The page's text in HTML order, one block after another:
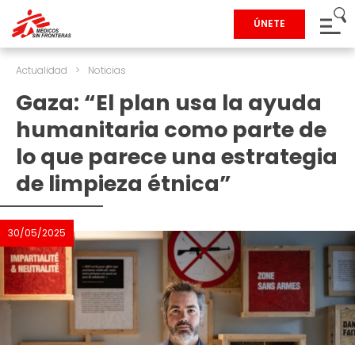
ÚNETE
Actualidad > Noticias
Gaza: “El plan usa la ayuda
humanitaria como parte de
lo que parece una estrategia
de limpieza étnica”
30/05/2025